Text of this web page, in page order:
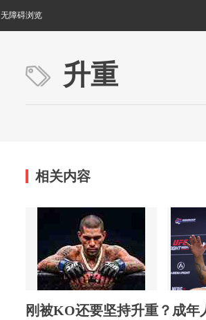
无障碍浏览
升重
相关内容
刚被KO还要坚持升重？成年